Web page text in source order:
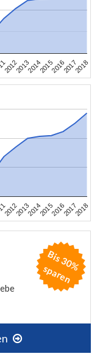
2012201320142015201620172018
2012201320142015201620172018
B
is
3
0
%
s
p
a
r
e
n